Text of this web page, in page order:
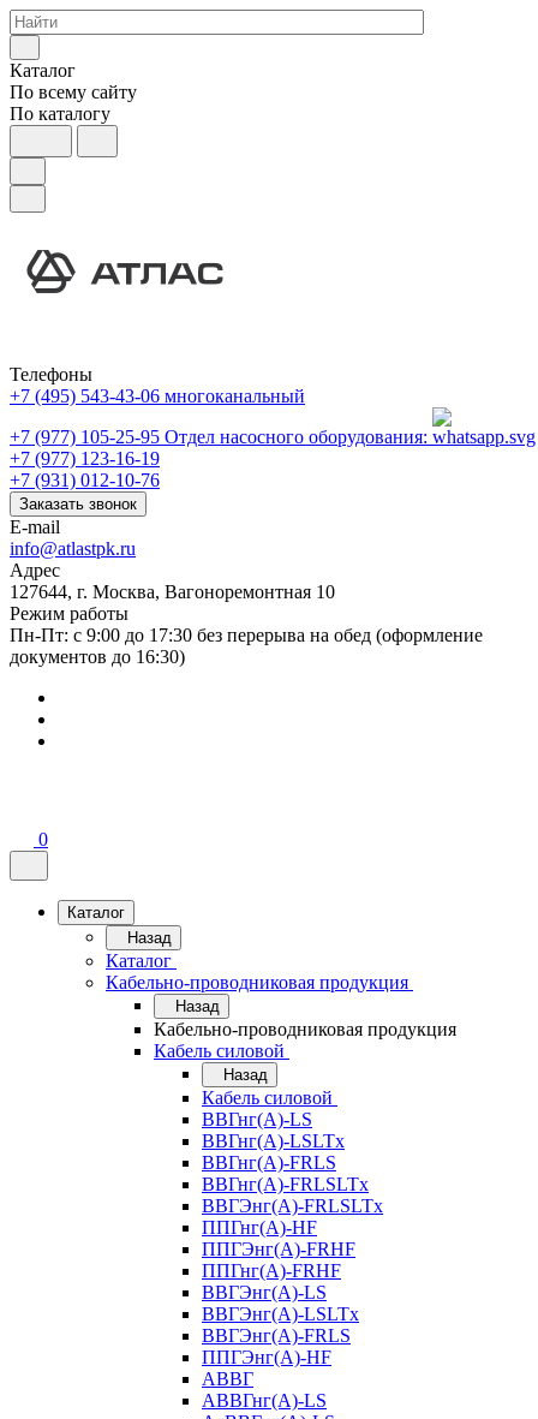
Каталог
По всему сайту
По каталогу
Телефоны
+7 (495) 543-43-06 многоканальный
+7 (977) 105-25-95 Отдел насосного оборудования:
+7 (977) 123-16-19
+7 (931) 012-10-76
Заказать звонок
E-mail
info@atlastpk.ru
Адрес
127644, г. Москва, Вагоноремонтная 10
Режим работы
Пн-Пт: с 9:00 до 17:30 без перерыва на обед (оформление
документов до 16:30)
0
Каталог
Назад
Каталог
Кабельно-проводниковая продукция
Назад
Кабельно-проводниковая продукция
Кабель силовой
Назад
Кабель силовой
ВВГнг(А)-LS
ВВГнг(А)-LSLTx
ВВГнг(А)-FRLS
ВВГнг(А)-FRLSLTx
ВВГЭнг(А)-FRLSLTx
ППГнг(А)-HF
ППГЭнг(А)-FRHF
ППГнг(А)-FRHF
ВВГЭнг(А)-LS
ВВГЭнг(А)-LSLTx
ВВГЭнг(А)-FRLS
ППГЭнг(А)-HF
АВВГ
АВВГнг(А)-LS